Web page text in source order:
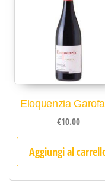
Eloquenzia
€10.00
Aggiungi al